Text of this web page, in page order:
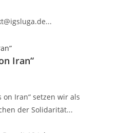
...
Iran“
on Iran“ setzen wir als
der Solidarität...